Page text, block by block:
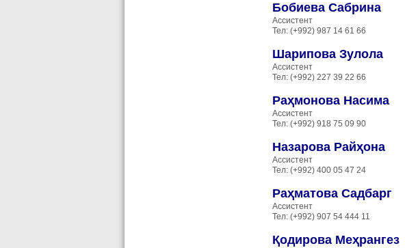
Бобиева Сабрина
Ассистент
Тел: (+992) 987 14 61 66
Шарипова Зулола
Ассистент
Тел: (+992) 227 39 22 66
Раҳмонова Насима
Ассистент
Тел: (+992) 918 75 09 90
Назарова Райҳона
Ассистент
Тел: (+992) 400 05 47 24
Раҳматова Садбарг
Ассистент
Тел: (+992) 907 54 444 11
Қодирова Меҳрангез